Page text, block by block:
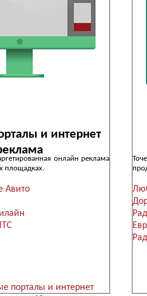
и интернет
онлайн реклама
площадках.
Авито
порталы и интернет